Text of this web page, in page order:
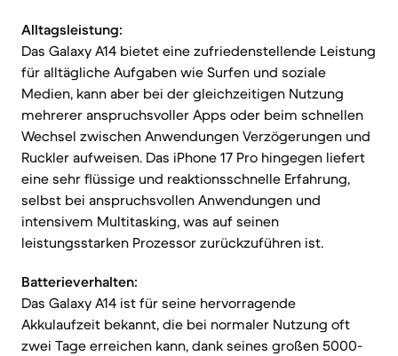
Alltagsleistung:
Das Galaxy A14 bietet eine zufriedenstellende Leistung
für alltägliche Aufgaben wie Surfen und soziale
Medien, kann aber bei der gleichzeitigen Nutzung
mehrerer anspruchsvoller Apps oder beim schnellen
Wechsel zwischen Anwendungen Verzögerungen und
Ruckler aufweisen. Das iPhone 17 Pro hingegen liefert
eine sehr flüssige und reaktionsschnelle Erfahrung,
selbst bei anspruchsvollen Anwendungen und
intensivem Multitasking, was auf seinen
leistungsstarken Prozessor zurückzuführen ist.
Batterieverhalten:
Das Galaxy A14 ist für seine hervorragende
Akkulaufzeit bekannt, die bei normaler Nutzung oft
zwei Tage erreichen kann, dank seines großen 5000-